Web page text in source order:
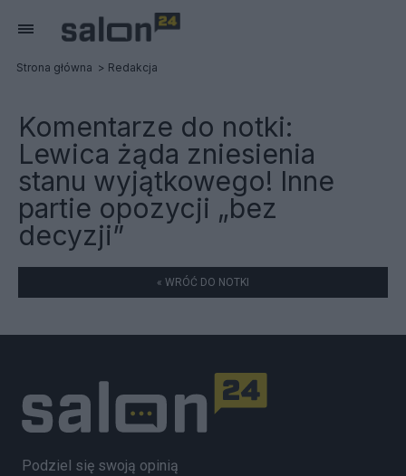
Strona główna Redakcja
Komentarze do notki:
Lewica żąda zniesienia
stanu wyjątkowego! Inne
partie opozycji „bez
decyzji”
« WRÓĆ DO NOTKI
Podziel się swoją opinią